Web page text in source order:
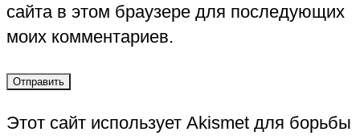
сайта в этом браузере для последующих
моих комментариев.
Этот сайт использует Akismet для борьбы